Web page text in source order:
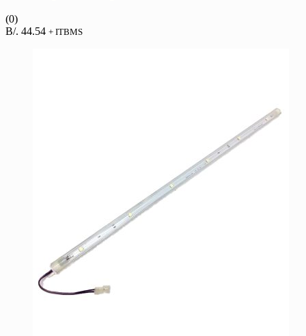
(0)
B/. 44.54 + ITBMS